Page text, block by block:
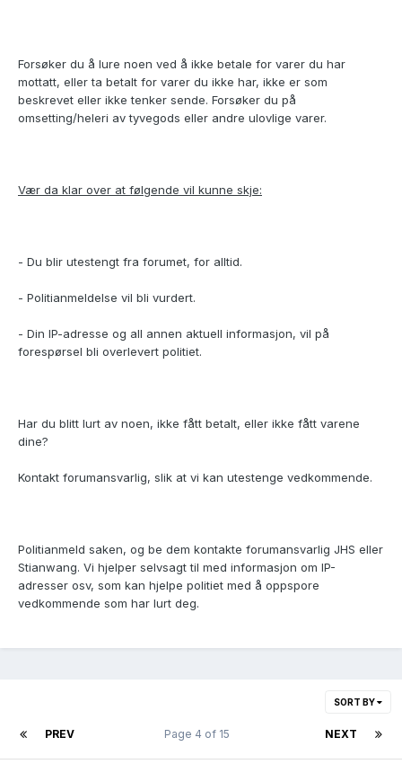
Forsøker du å lure noen ved å ikke betale for varer du har
mottatt, eller ta betalt for varer du ikke har, ikke er som
beskrevet eller ikke tenker sende. Forsøker du på
omsetting/heleri av tyvegods eller andre ulovlige varer.
Vær da klar over at følgende vil kunne skje:
- Du blir utestengt fra forumet, for alltid.
- Politianmeldelse vil bli vurdert.
- Din IP-adresse og all annen aktuell informasjon, vil på
forespørsel bli overlevert politiet.
Har du blitt lurt av noen, ikke fått betalt, eller ikke fått varene
dine?
Kontakt forumansvarlig, slik at vi kan utestenge vedkommende.
Politianmeld saken, og be dem kontakte forumansvarlig JHS eller
Stianwang. Vi hjelper selvsagt til med informasjon om IP-
adresser osv, som kan hjelpe politiet med å oppspore
vedkommende som har lurt deg.
SORT BY
PREV NEXT
Page 4 of 15